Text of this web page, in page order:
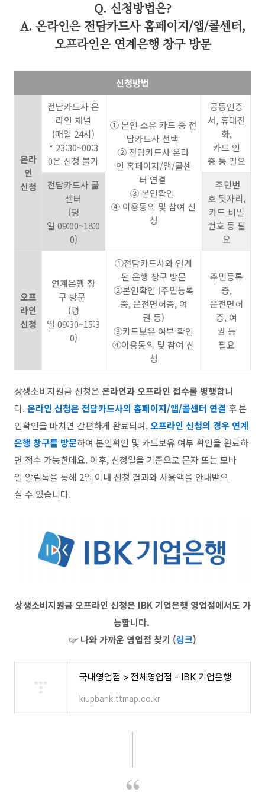
Q. 신청방법은?
A. 온라인은 전담카드사 홈페이지/앱/콜센터,
오프라인은 연계은행 창구 방문
신청방법
온라
인
신청
전담카드사 온
라인 채널
(매일 24시)
* 23:30~00:3
0은 신청 불가
① 본인 소유 카드 중 전
담카드사 선택
② 전담카드사 온라
인 홈페이지/앱/콜센
터 연결
③ 본인확인
④ 이용동의 및 참여 신
청
공동인증
서, 휴대전
화,
카드 인
증 등 필요
전담카드사 콜
센터
(평
일 09:00~18:0
0)
주민번
호 뒷자리,
카드 비밀
번호 등 필
요
오프
라인
신청
연계은행 창
구 방문
(평
일 09:30~15:3
0)
①전담카드사와 연계
된 은행 창구 방문
②본인확인 (주민등록
증, 운전면허증, 여
권 등)
③카드보유 여부 확인
④이용동의 및 참여 신
청
주민등록
증,
운전면허
증, 여
권 등
필요
상생소비지원금 신청은 온라인과 오프라인 접수를 병행합니
다. 온라인 신청은 전담카드사의 홈페이지/앱/콜센터 연결 후 본
인확인을 마치면 간편하게 완료되며,오프라인 신청의 경우 연계
은행 창구를 방문하여 본인확인 및 카드보유 여부 확인을 완료하
면 접수 가능한데요. 이후, 신청일을 기준으로 문자 또는 모바
일 알림톡을 통해 2일 이내 신청 결과와 사용액을 안내받으
실 수 있습니다.
상생소비지원금 오프라인 신청은 IBK 기업은행 영업점에서도 가
능합니다.
☞ 나와 가까운 영업점 찾기 (링크)
국내영업점 > 전체영업점 - IBK 기업은행
kiupbank.ttmap.co.kr